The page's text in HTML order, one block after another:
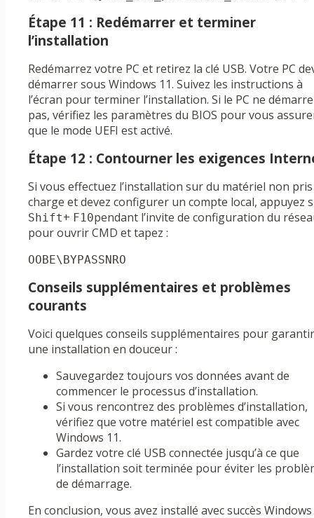
Étape 11 : Redémarrer et terminer
l’installation
Redémarrez votre PC et retirez la clé USB. Votre PC
démarrer sous Windows 11. Suivez les instructions à
l’écran pour terminer l’installation. Si le PC ne démarre
pas, vérifiez les paramètres du BIOS pour vous
que le mode UEFI est activé.
Étape 12 : Contourner les exigences
Si vous effectuez l’installation sur du matériel non
charge et devez configurer un compte local, appuyez
Shift+ F10pendant l’invite de configuration du
pour ouvrir CMD et tapez :
OOBE\BYPASSNRO
Conseils supplémentaires et problèmes
courants
Voici quelques conseils supplémentaires pour garantir
une installation en douceur :
Sauvegardez toujours vos données avant de
commencer le processus d’installation.
Si vous rencontrez des problèmes d’installation,
vérifiez que votre matériel est compatible avec
Windows 11.
Gardez votre clé USB connectée jusqu’à ce que
l’installation soit terminée pour éviter les
de démarrage.
En conclusion, vous avez installé avec succès